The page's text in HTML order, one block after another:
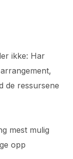
ikke: Har
de ressursene
mest mulig
opp